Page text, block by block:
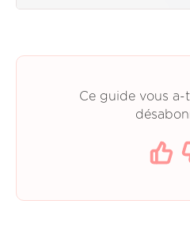
Ce guide vous a-